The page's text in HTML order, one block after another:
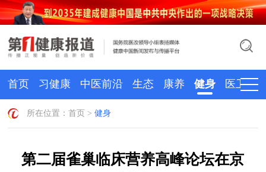
首页 习健康 中医前沿 生态 康养 健身 医卫
所在位置：首页 >健身
第二届雀巢临床营养高峰论坛在京